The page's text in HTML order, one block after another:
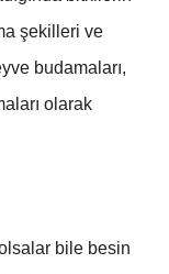
şekilleri ve
budamaları,
olarak
bile besin